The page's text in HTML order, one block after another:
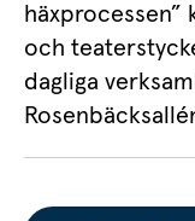
häxprocessen”
och
dagliga